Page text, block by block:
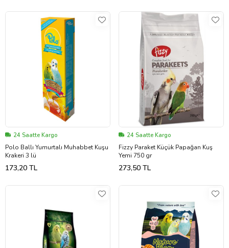
24 Saatte Kargo
Polo Ballı Yumurtalı Muhabbet Kuşu
Krakeri 3 lü
173,20 TL
24 Saatte Kargo
Fizzy Paraket Küçük Papağan Kuş
Yemi 750 gr
273,50 TL